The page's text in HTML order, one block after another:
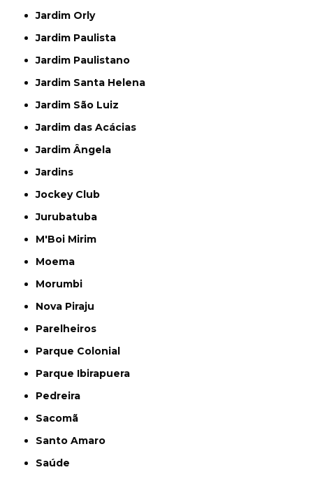
Jardim Orly
Jardim Paulista
Jardim Paulistano
Jardim Santa Helena
Jardim São Luiz
Jardim das Acácias
Jardim Ângela
Jardins
Jockey Club
Jurubatuba
M'Boi Mirim
Moema
Morumbi
Nova Piraju
Parelheiros
Parque Colonial
Parque Ibirapuera
Pedreira
Sacomã
Santo Amaro
Saúde